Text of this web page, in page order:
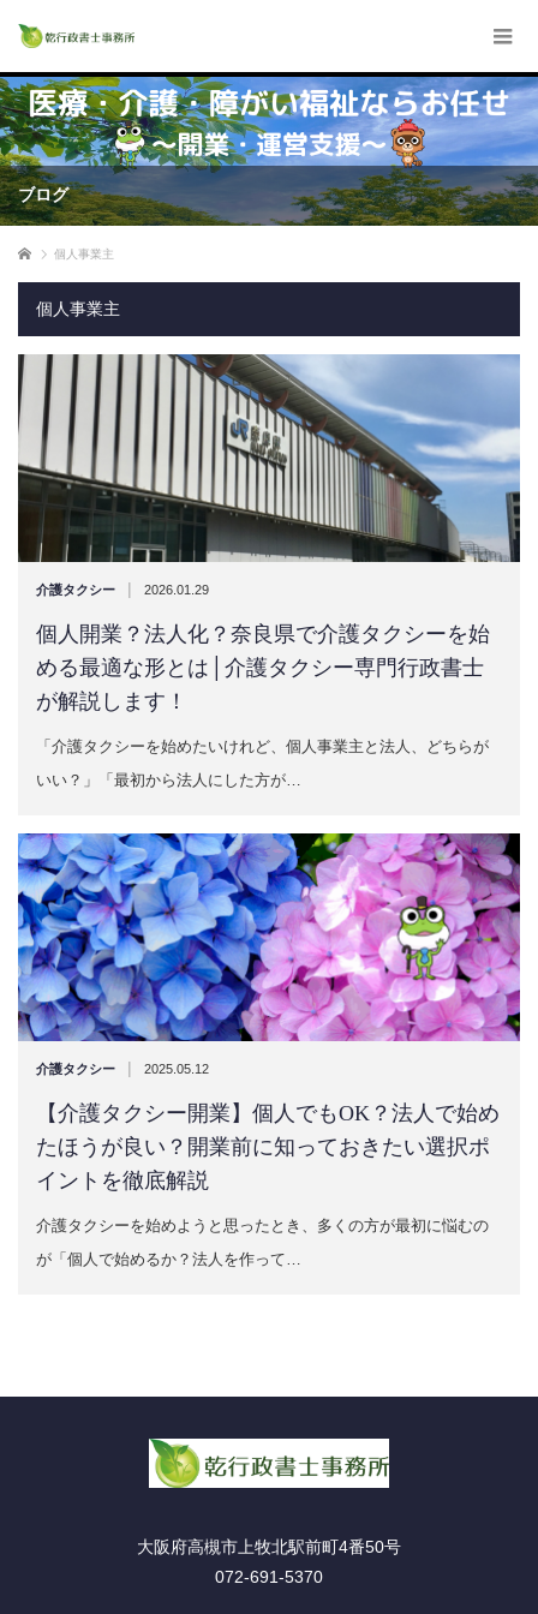
ブログ
ホーム 個人事業主
個人事業主
介護タクシー | 2026.01.29
個人開業？法人化？奈良県で介護タクシーを始
める最適な形とは│介護タクシー専門行政書士
が解説します！
「介護タクシーを始めたいけれど、個人事業主と法人、どちらが
いい？」「最初から法人にした方が…
介護タクシー | 2025.05.12
【介護タクシー開業】個人でもOK？法人で始め
たほうが良い？開業前に知っておきたい選択ポ
イントを徹底解説
介護タクシーを始めようと思ったとき、多くの方が最初に悩むの
が「個人で始めるか？法人を作って…
大阪府高槻市上牧北駅前町4番50号
072-691-5370